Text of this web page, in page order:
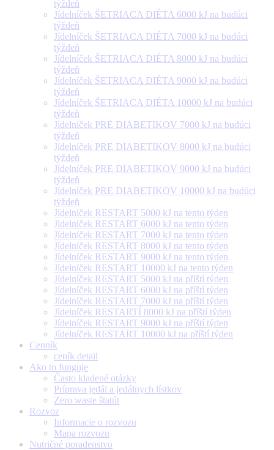
týždeň
Jídelníček ŠETRIACA DIÉTA 6000 kJ na budúci
týždeň
Jídelníček ŠETRIACA DIÉTA 7000 kJ na budúci
týždeň
Jídelníček ŠETRIACA DIÉTA 8000 kJ na budúci
týždeň
Jídelníček ŠETRIACA DIÉTA 9000 kJ na budúci
týždeň
Jídelníček ŠETRIACA DIÉTA 10000 kJ na budúci
týždeň
Jídelníček PRE DIABETIKOV 7000 kJ na budúci
týždeň
Jídelníček PRE DIABETIKOV 8000 kJ na budúci
týždeň
Jídelníček PRE DIABETIKOV 9000 kJ na budúci
týždeň
Jídelníček PRE DIABETIKOV 10000 kJ na budúci
týždeň
Jídelníček RESTART 5000 kJ na tento týden
Jídelníček RESTART 6000 kJ na tento týden
Jídelníček RESTART 7000 kJ na tento týden
Jídelníček RESTART 8000 kJ na tento týden
Jídelníček RESTART 9000 kJ na tento týden
Jídelníček RESTART 10000 kJ na tento týden
Jídelníček RESTART 5000 kJ na příští týden
Jídelníček RESTART 6000 kJ na příští týden
Jídelníček RESTART 7000 kJ na příští týden
Jídelníček RESTARTÍ 8000 kJ na příští týden
Jídelníček RESTART 9000 kJ na příští týden
Jídelníček RESTART 10000 kJ na příští týden
Cenník
ceník detail
Ako to funguje
Často kladené otázky
Príprava jedál a jedálnych lístkov
Zero waste štatút
Rozvoz
Informacie o rozvozu
Mapa rozvozu
Nutričné poradenstvo